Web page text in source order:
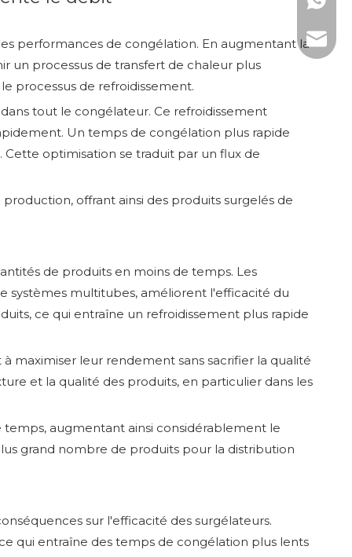
performances de congélation. En augmentant la
un processus de transfert de chaleur plus
processus de refroidissement.
tout le congélateur. Ce refroidissement
Un temps de congélation plus rapide
optimisation se traduit par un flux de
offrant ainsi des produits surgelés de
de produits en moins de temps. Les
systèmes multitubes, améliorent l'efficacité du
ce qui entraîne un refroidissement plus rapide
maximiser leur rendement sans sacrifier la qualité
et la qualité des produits, en particulier dans les
augmentant ainsi considérablement le
grand nombre de produits pour la distribution
sur l'efficacité des surgélateurs.
qui entraîne des temps de congélation plus lents